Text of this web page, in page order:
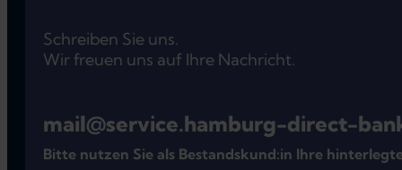
Schreiben Sie uns.
Wir freuen uns auf Ihre Nachricht.
mail@service.hamburg-direct-
Bitte nutzen Sie als Bestandskund:in Ihre